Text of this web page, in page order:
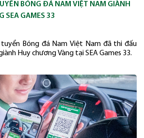
BÓNG ĐÁ NAM VIỆT NAM GIÀNH
SEA GAMES 33
Bóng đá Nam Việt Nam đã thi đấu
Huy chương Vàng tại SEA Games 33.